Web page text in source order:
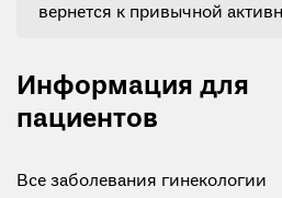
вернется к привычной
Информация для
пациентов
Все заболевания гинекологии